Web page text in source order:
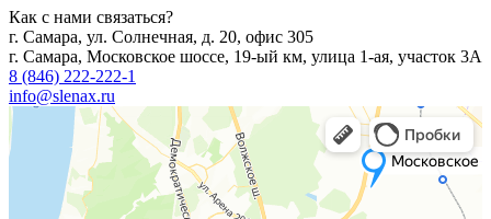
Как с нами связаться?
г. Самара, ул. Солнечная, д. 20, офис 305
г. Самара, Московское шоссе, 19-ый км, улица 1-ая, участок 3А
8 (846) 222-222-1
info@slenax.ru